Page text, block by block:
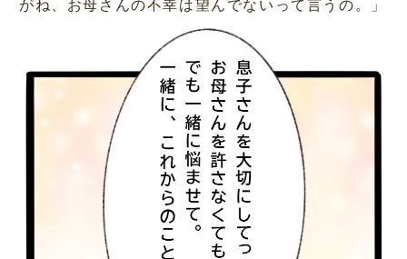
がね、お母さんの不幸は望んでないって言うの。」